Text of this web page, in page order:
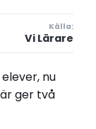
Källa:
Vi Lärare
nu
ger två